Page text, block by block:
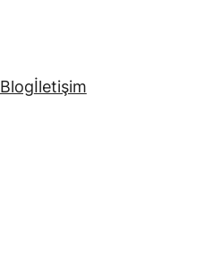
Blogİletişim